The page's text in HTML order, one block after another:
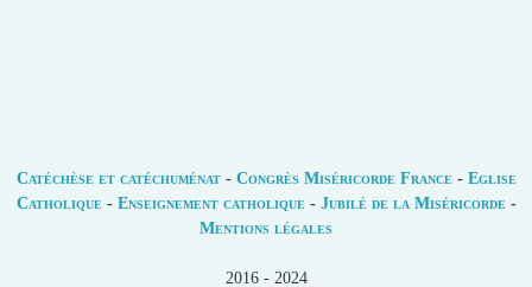
Catéchèse et catéchuménat- Congrès Miséricorde France- Eglise
Catholique- Enseignement catholique- Jubilé de la Miséricorde-
Mentions légales
2016 - 2024